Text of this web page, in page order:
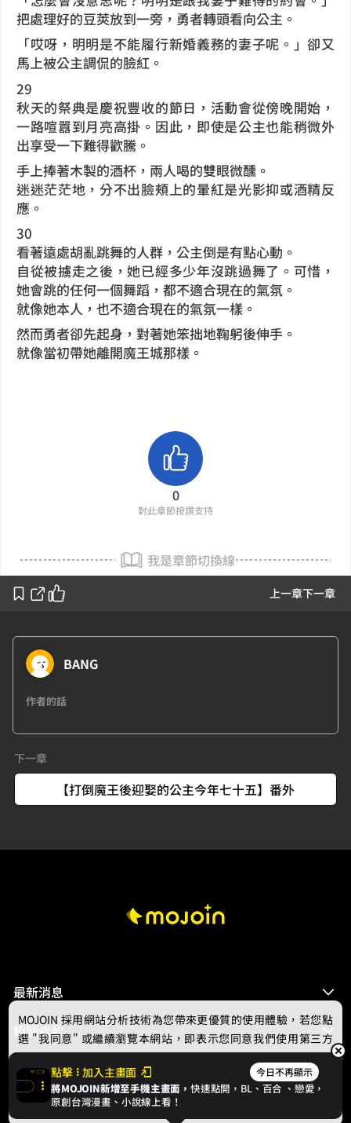
上一章下一章
把處理好的豆莢放到一旁，勇者轉頭看向公主。
「哎呀，明明是不能履行新婚義務的妻子呢。」卻又
馬上被公主調侃的臉紅。
29
秋天的祭典是慶祝豐收的節日，活動會從傍晚開始，
一路喧囂到月亮高掛。因此，即使是公主也能稍微外
出享受一下難得歡騰。
手上捧著木製的酒杯，兩人喝的雙眼微醺。
迷迷茫茫地，分不出臉頰上的暈紅是光影抑或酒精反
應。
30
看著遠處胡亂跳舞的人群，公主倒是有點心動。
自從被擄走之後，她已經多少年沒跳過舞了。可惜，
她會跳的任何一個舞蹈，都不適合現在的氣氛。
就像她本人，也不適合現在的氣氛一樣。
然而勇者卻先起身，對著她笨拙地鞠躬後伸手。
就像當初帶她離開魔王城那樣。
0
對此章節按讚支持
我是章節切換線
BANG
作者的話
下一章
【打倒魔王後迎娶的公主今年七十五】番外
最新消息
相關條款
聯絡我們點擊 加入主畫面 今日不再顯示
將MOJOIN新增至手機主畫面，快速點開，BL、 百合 、戀愛，
原創台灣漫畫、小說線上看！
MOJOIN 採用網站分析技術為您帶來更優質的使用體驗，若您點
選 "我同意" 或繼續瀏覽本網站，即表示您同意我們使用第三方
Cookie，欲瞭解更多資訊請見隱私權政策。
我同意